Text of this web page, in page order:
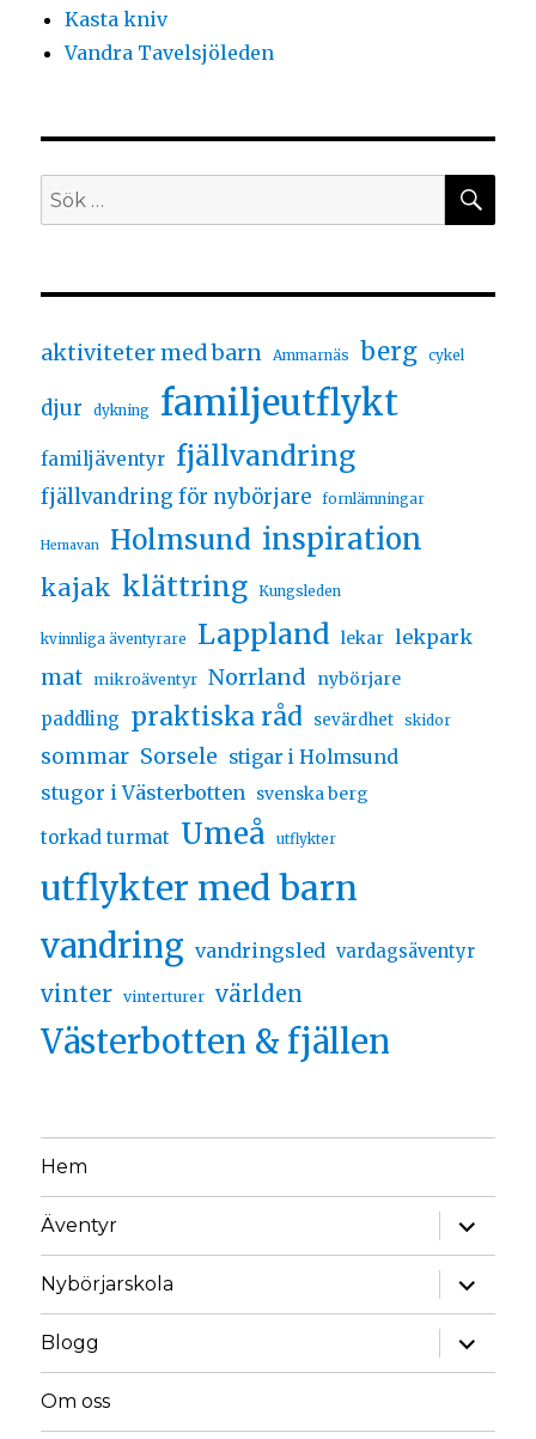
Kasta kniv
Vandra Tavelsjöleden
aktiviteter med barn Ammarnäs berg cykel
djur dykning familjeutflykt
familjäventyr fjällvandring
fjällvandring för nybörjare fornlämningar
Hemavan Holmsund inspiration
kajak klättring Kungsleden
kvinnliga äventyrare Lappland lekar lekpark
mat mikroäventyr Norrland
nybörjare
paddling
praktiska råd sevärdhet skidor
sommar Sorsele stigar i Holmsund
stugor i Västerbotten
svenska berg
torkad turmat Umeå utflykter
utflykter med barn
vandring vandringsled vardagsäventyr
vinter vinterturer världen
Västerbotten & fjällen
Hem
Äventyr
Nybörjarskola
Blogg
Om oss